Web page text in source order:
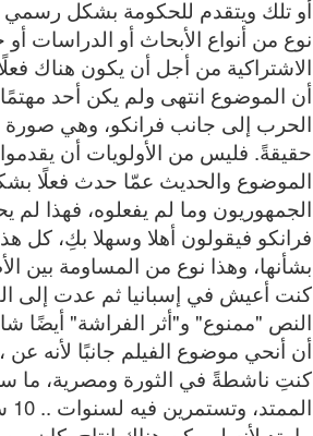
أو تلك ويتقدم للحكومة بشكل رسمي
نوع من أنواع الأبحاث أو الدراسات
الاشتراكية من أجل أن يكون هناك
أن الموضوع انتهى ولم يكن أحد
الحرب إلى جانب فرانكو، وهي
حقيقةً. فليس من الأولويات أن
الموضوع والحديث عمّا حدث فعلًا
الجمهوريون وما لم يفعلوه، فهذا
فرانكو فيقولون أهلا وسهلا بكِ، كل
بشأنها، وهذا نوع من المساومة بين
كنت أعيش في إسبانيا ثم عدت إلى
النص "ممنوع" و"أثر الفراشة" أيضًا
أن أنحي موضوع الفيلم جانبًا لأنه
كنتِ ناشطةً في الثورة ومصرية، ما
الممتد، وتستمرين فيه لسنوات .. 10 سنوات؟